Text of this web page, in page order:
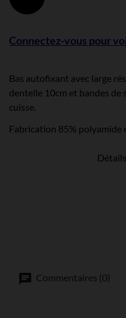
Connectez-vous pour
Bas autofixant avec large
dentelle 10cm et bandes
cuisse.
Fabrication 85% polyamide
Commentaires (0)